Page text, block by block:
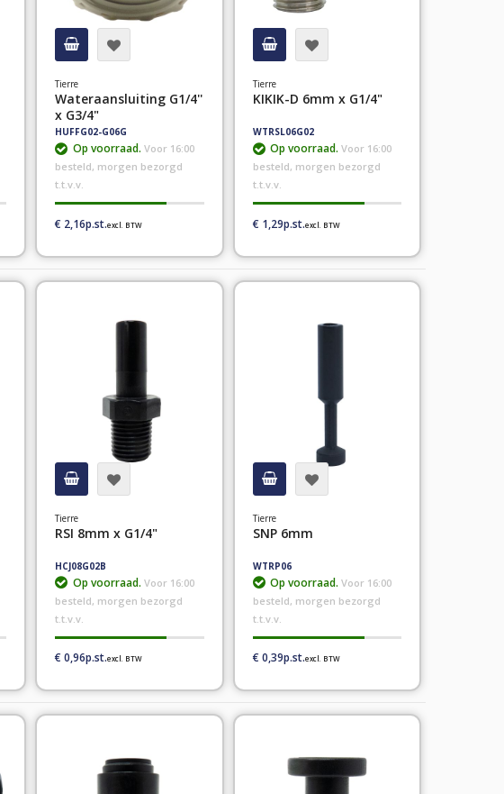
Tierre
Wateraansluiting G1/4''
x G3/4"
HUFFG02-G06G
Op voorraad. Voor 16:00
besteld, morgen bezorgd
t.t.v.v.
€ 2,16
Tierre
KIKIK-D 6mm x G1/4"
WTRSL06G02
Op voorraad.Voor 16:00
besteld, morgen bezorgd
t.t.v.v.
€ 1,29
Tierre
RSI 8mm x G1/4"
HCJ08G02B
Op voorraad. Voor 16:00
besteld, morgen bezorgd
t.t.v.v.
€ 0,96
Tierre
SNP 6mm
WTRP06
Op voorraad.Voor 16:00
besteld, morgen bezorgd
t.t.v.v.
€ 0,39